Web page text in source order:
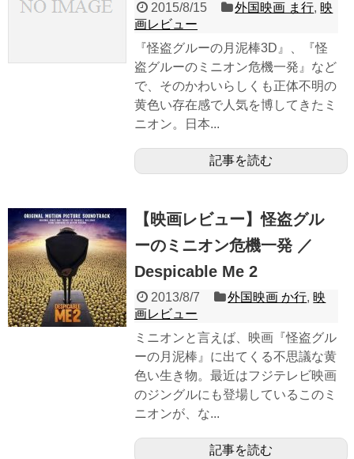
2015/8/15 外国映画 ま行, 映
画レビュー
『怪盗グルーの月泥棒3D』、『怪
盗グルーのミニオン危機一発』など
で、そのかわいらしくも正体不明の
黄色い存在感で人気を博してきたミ
ニオン。日本...
記事を読む
【映画レビュー】怪盗グル
ーのミニオン危機一発 ／
Despicable Me 2
2013/8/7 外国映画 か行, 映
画レビュー
ミニオンと言えば、映画『怪盗グル
ーの月泥棒』に出てくる不思議な黄
色い生き物。最近はフジテレビ映画
のジングルにも登場しているこのミ
ニオンが、な...
記事を読む